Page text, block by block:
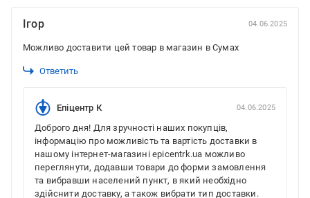
Ігор 04.06.2025
Можливо доставити цей товар в магазин в Сумах
Ответить
Епіцентр К 04.06.2025
Доброго дня! Для зручності наших покупців,
інформацію про можливість та вартість доставки в
нашому інтернет-магазині epicentrk.ua можливо
переглянути, додавши товари до форми замовлення
та вибравши населений пункт, в який необхідно
здійснити доставку, а також вибрати тип доставки.